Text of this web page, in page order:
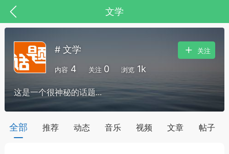
文学
，华夏中医人：家门口的中医人！
# 文学
内容 4 关注 0 浏览 1k
关注
这是一个很神秘的话题...
全部 推荐 动态 音乐 视频 文章 帖子